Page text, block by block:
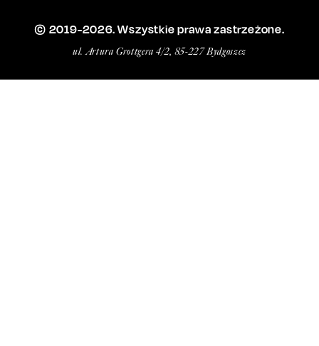
© 2019-2026. Wszystkie prawa zastrzeżone.
ul. Artura Grottgera 4/2, 85-227 Bydgoszcz